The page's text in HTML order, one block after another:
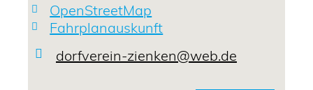
OpenStreetMap
Fahrplanauskunft
dorfverein-zienken@web.de